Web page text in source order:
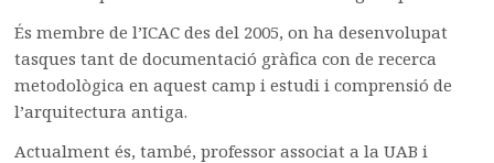
És membre de l’ICAC des del 2005, on ha desenvolupat
tasques tant de documentació gràfica con de recerca
metodològica en aquest camp i estudi i comprensió de
l’arquitectura antiga.
Actualment és, també, professor associat a la UAB i